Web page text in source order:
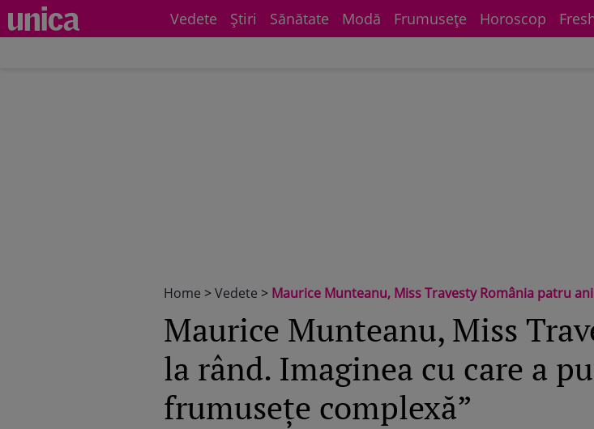
Vedete Știri Sănătate Modă Frumuseţe Horoscop
Home >Vedete > Maurice Munteanu, Miss Travesty România patru ani la rând.
Maurice Munteanu, Miss
la rând. Imaginea cu care a
frumusețe complexă”